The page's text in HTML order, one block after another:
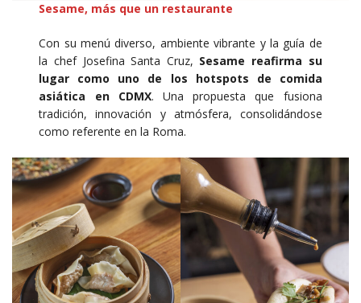
Sesame, más que un restaurante
Con su menú diverso, ambiente vibrante y la guía de
la chef Josefina Santa Cruz, Sesame reafirma su
lugar como uno de los hotspots de comida
asiática en CDMX. Una propuesta que fusiona
tradición, innovación y atmósfera, consolidándose
como referente en la Roma.